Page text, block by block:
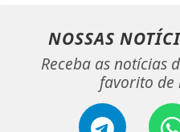
NOSSAS
Receba as notícias
favorito de